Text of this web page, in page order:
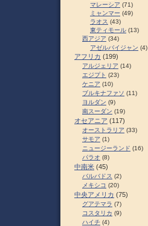
マレーシア (71)
ミャンマー (49)
ラオス (43)
東ティモール (13)
西アジア (34)
アゼルバイジャン (4)
アフリカ (199)
アルジェリア (14)
エジプト (23)
ケニア (10)
ブルキナファソ (11)
ヨルダン (9)
南スーダン (19)
オセアニア (117)
オーストラリア (33)
サモア (1)
ニュージーランド (16)
パラオ (8)
中南米 (45)
バルバドス (2)
メキシコ (20)
中央アメリカ (75)
グアテマラ (7)
コスタリカ (9)
ハイチ (4)